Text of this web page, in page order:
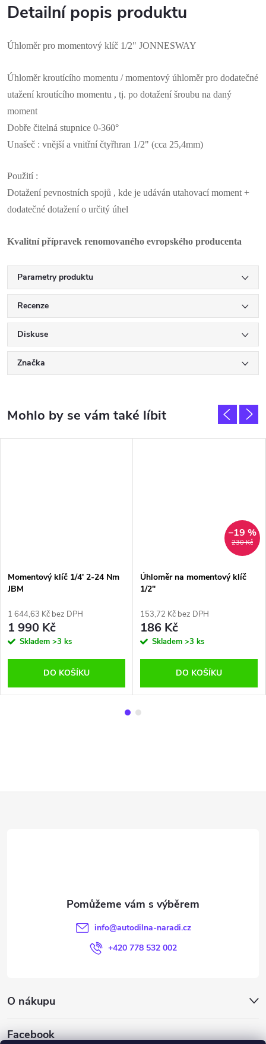
Detailní popis produktu
Úhloměr pro momentový klíč 1/2" JONNESWAY
Úhloměr kroutícího momentu / momentový úhloměr pro dodatečné
utažení kroutícího momentu , tj. po dotažení šroubu na daný
moment
Dobře čitelná stupnice 0-360°
Unašeč : vnější a vnitřní čtyřhran 1/2" (cca 25,4mm)
Použití :
Dotažení pevnostních spojů , kde je udáván utahovací moment +
dodatečné dotažení o určitý úhel
Kvalitní přípravek renomovaného evropského producenta
Parametry produktu
Recenze
Diskuse
Značka
Momentový klíč 1/4' 2-24 Nm
JBM
1 644,63 Kč bez DPH
1 990 Kč
Skladem >3 ks
DO KOŠÍKU
230 Kč
–19 %
Úhloměr na momentový klíč
1/2"
153,72 Kč bez DPH
186 Kč
Skladem >3 ks
DO KOŠÍKU
info@autodilna-naradi.cz
+420 778 532 002
O nákupu
Facebook